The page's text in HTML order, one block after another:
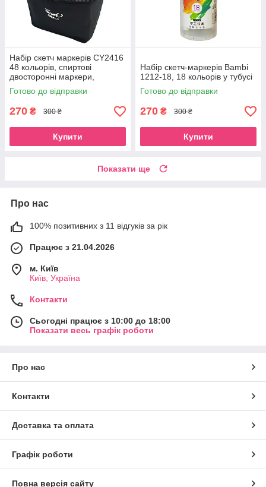
Набір скетч маркерів CY2416
48 кольорів, спиртові
двосторонні маркери,
Довжина маркера 15,5 см
Готово до відправки
270 ₴ 300 ₴
Купити
Набір скетч-маркерів Bambi
1212-18, 18 кольорів у тубусі
Готово до відправки
270 ₴ 300 ₴
Купити
Показати ще
Про нас
100% позитивних з 11 відгуків за рік
Працює з 21.04.2026
м. Київ
Київ, Україна
Контакти
Сьогодні працює з 10:00 до 18:00
Показати весь графік роботи
Про нас
Контакти
Доставка та оплата
Графік роботи
Повна версія сайту